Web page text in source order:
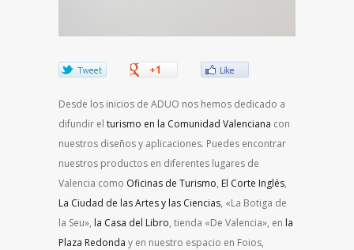
Desde los inicios de ADUO nos hemos dedicado a
difundir el turismo en la Comunidad Valenciana con
nuestros diseños y aplicaciones. Puedes encontrar
nuestros productos en diferentes lugares de
Valencia como Oficinas de Turismo, El Corte Inglés,
La Ciudad de las Artes y las Ciencias, «La Botiga de
la Seu», la Casa del Libro, tienda «De Valencia», en la
Plaza Redonda y en nuestro espacio en Foios,